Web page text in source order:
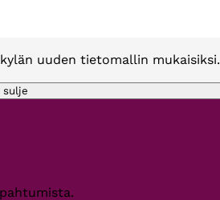
uuden tietomallin mukaisiksi.
sulje